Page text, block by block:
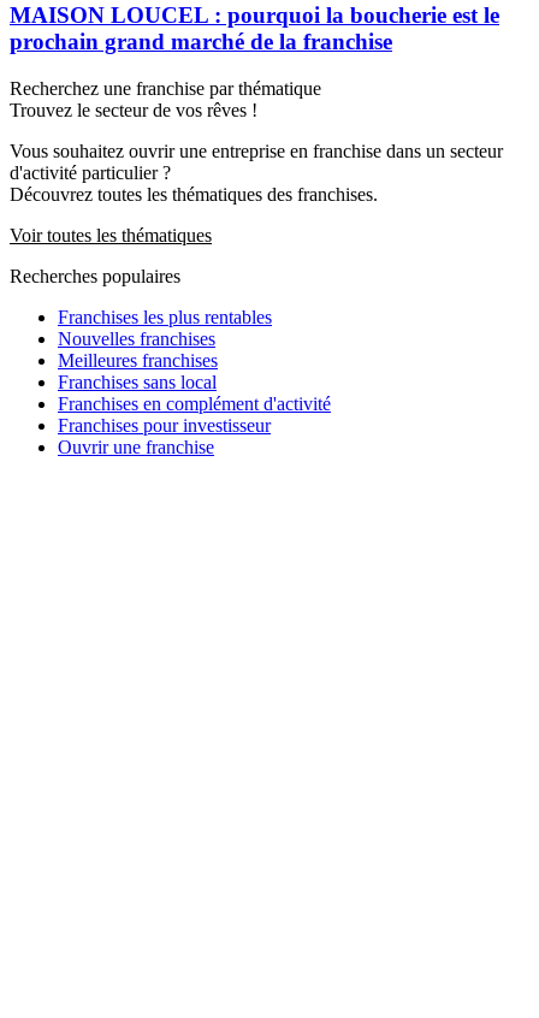
MAISON LOUCEL : pourquoi la boucherie est le
prochain grand marché de la franchise
Recherchez une franchise par thématique
Trouvez le secteur de vos rêves !
Vous souhaitez ouvrir une entreprise en franchise dans un secteur
d'activité particulier ?
Découvrez toutes les thématiques des franchises.
Voir toutes les thématiques
Recherches populaires
Franchises les plus rentables
Nouvelles franchises
Meilleures franchises
Franchises sans local
Franchises en complément d'activité
Franchises pour investisseur
Ouvrir une franchise